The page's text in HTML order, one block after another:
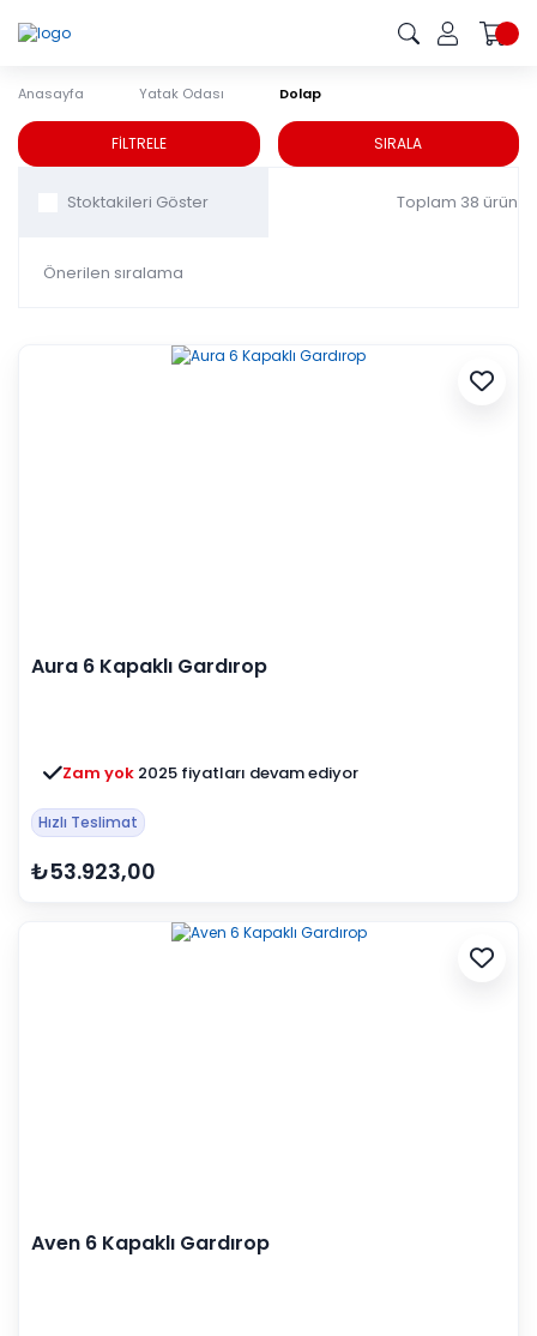
Anasayfa Yatak Odası Dolap
DolapFİLTRELE SIRALA
Toplam 38 ürün
Aura 6 Kapaklı Gardırop
Zam yok 2025 fiyatları devam ediyor
Hızlı Teslimat
₺53.923,00
Aven 6 Kapaklı Gardırop